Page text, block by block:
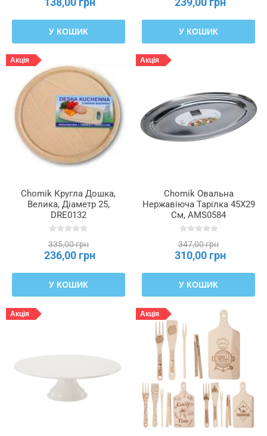
У КОШИК У КОШИК
Акція
Chomik Кругла Дошка,
Велика, Діаметр 25,
DRE0132
335,00 грн
236,00 грн
У КОШИК
Акція
Chomik Овальна
Нержавіюча Тарілка 45X29
См, AMS0584
347,00 грн
310,00 грн
У КОШИК
Акція Акція